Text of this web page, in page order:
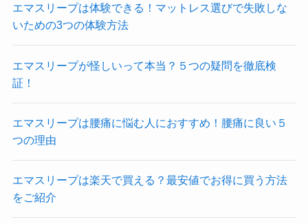
エマスリープは体験できる！マットレス選びで失敗しな
いための3つの体験方法
エマスリープが怪しいって本当？５つの疑問を徹底検
証！
エマスリープは腰痛に悩む人におすすめ！腰痛に良い５
つの理由
エマスリープは楽天で買える？最安値でお得に買う方法
をご紹介